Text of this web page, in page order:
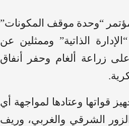
“وحدة موقف المكونات”
الذاتية” وممثلين عن
زراعة ألغام وحفر أنفاق
وعتادها لمواجهة أي
الشرقي والغربي، وريف